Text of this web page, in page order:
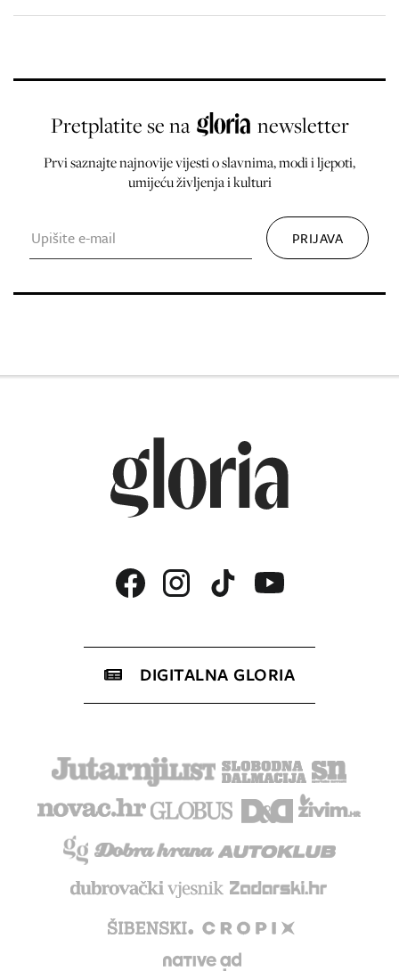
Pretplatite se na newsletter
Prvi saznajte najnovije vijesti o slavnima, modi i ljepoti,
umijeću življenja i kulturi
DIGITALNA GLORIA